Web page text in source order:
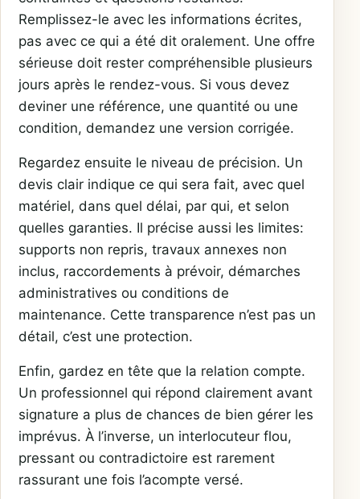
Remplissez-le avec les informations écrites,
pas avec ce qui a été dit oralement. Une offre
sérieuse doit rester compréhensible plusieurs
jours après le rendez-vous. Si vous devez
deviner une référence, une quantité ou une
condition, demandez une version corrigée.
Regardez ensuite le niveau de précision. Un
devis clair indique ce qui sera fait, avec quel
matériel, dans quel délai, par qui, et selon
quelles garanties. Il précise aussi les limites:
supports non repris, travaux annexes non
inclus, raccordements à prévoir, démarches
administratives ou conditions de
maintenance. Cette transparence n’est pas un
détail, c’est une protection.
Enfin, gardez en tête que la relation compte.
Un professionnel qui répond clairement avant
signature a plus de chances de bien gérer les
imprévus. À l’inverse, un interlocuteur flou,
pressant ou contradictoire est rarement
rassurant une fois l’acompte versé.